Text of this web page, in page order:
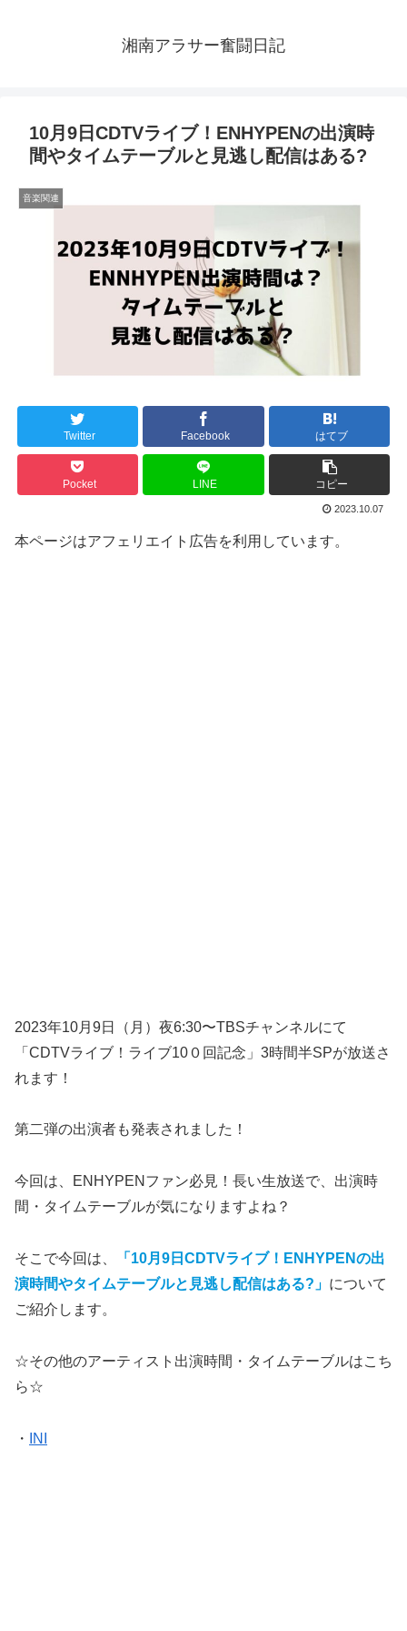
湘南アラサー奮闘日記
10月9日CDTVライブ！ENHYPENの出演時
間やタイムテーブルと見逃し配信はある?
音楽関連
Twitter Facebook はてブ
Pocket LINE コピー
2023.10.07
本ページはアフェリエイト広告を利用しています。
2023年10月9日（月）夜6:30〜TBSチャンネルにて
「CDTVライブ！ライブ10０回記念」3時間半SPが放送さ
れます！
第二弾の出演者も発表されました！
今回は、ENHYPENファン必見！長い生放送で、出演時
間・タイムテーブルが気になりますよね？
そこで今回は、
「10月9日CDTVライブ！ENHYPENの出
演時間やタイムテーブルと見逃し配信はある?」 について
ご紹介します。
☆その他のアーティスト出演時間・タイムテーブルはこち
ら☆
・ INI